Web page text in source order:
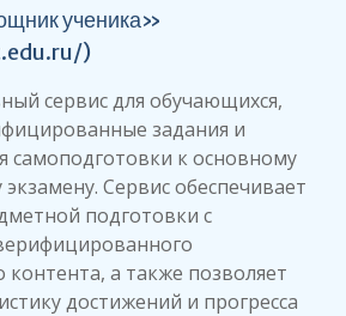
ученика»
)
сервис для обучающихся,
задания и
самоподготовки к основному
Сервис обеспечивает
подготовки с
контента, а также позволяет
достижений и прогресса